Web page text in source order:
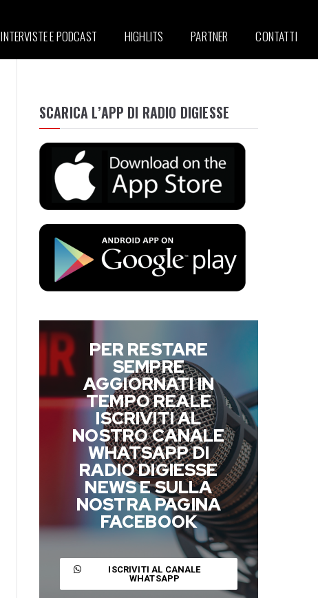
INTERVISTE E PODCAST HIGHLITS PARTNER CONTATTI
SCARICA L’APP DI RADIO DIGIESSE
PER RESTARE
SEMPRE
AGGIORNATI IN
TEMPO REALE
ISCRIVITI AL
NOSTRO CANALE
WHATSAPP DI
RADIO DIGIESSE
NEWS E SULLA
NOSTRA PAGINA
FACEBOOK
ISCRIVITI AL CANALE
WHATSAPP